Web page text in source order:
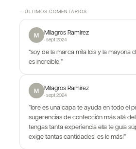
— ÚLTIMOS COMENTARIOS
M Milagros Ramirez
·sept 2024
“soy de la marca mila lois y la mayoría
es increible!”
M Milagros Ramirez
·sept 2024
“lore es una capa te ayuda en todo el
sugerencias de confección más allá
tengas tanta experiencia ella te guía
exige tantas cantidades! es lo más!”